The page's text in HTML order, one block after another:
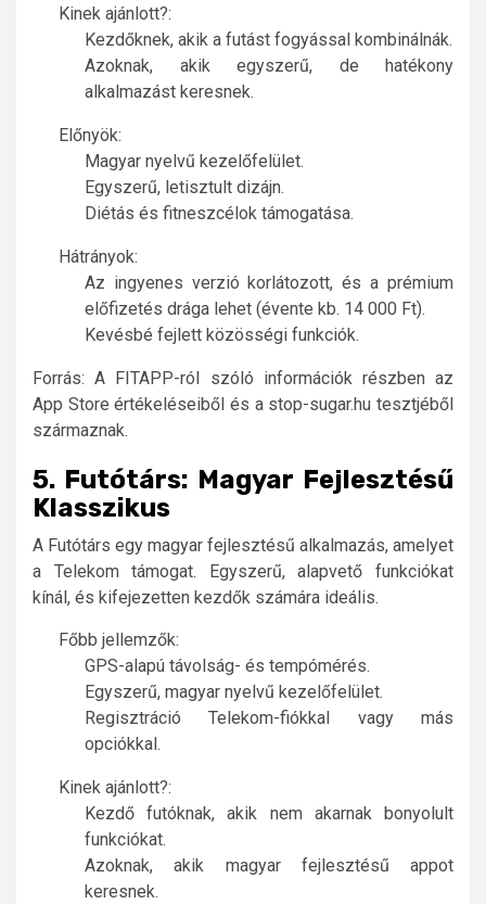
Kinek ajánlott?:
Kezdőknek, akik a futást fogyással kombinálnák.
Azoknak, akik egyszerű, de hatékony
alkalmazást keresnek.
Előnyök:
Magyar nyelvű kezelőfelület.
Egyszerű, letisztult dizájn.
Diétás és fitneszcélok támogatása.
Hátrányok:
Az ingyenes verzió korlátozott, és a prémium
előfizetés drága lehet (évente kb. 14 000 Ft).
Kevésbé fejlett közösségi funkciók.
Forrás: A FITAPP-ról szóló információk részben az
App Store értékeléseiből és a stop-sugar.hu tesztjéből
származnak.
5. Futótárs: Magyar Fejlesztésű
Klasszikus
A Futótárs egy magyar fejlesztésű alkalmazás, amelyet
a Telekom támogat. Egyszerű, alapvető funkciókat
kínál, és kifejezetten kezdők számára ideális.
Főbb jellemzők:
GPS-alapú távolság- és tempómérés.
Egyszerű, magyar nyelvű kezelőfelület.
Regisztráció Telekom-fiókkal vagy más
opciókkal.
Kinek ajánlott?:
Kezdő futóknak, akik nem akarnak bonyolult
funkciókat.
Azoknak, akik magyar fejlesztésű appot
keresnek.